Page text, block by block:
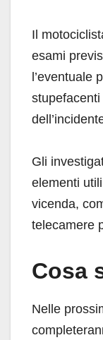
Il
esami
l’eventuale
Gli
elementi
vicenda,
telecamere
Cosa
Nelle